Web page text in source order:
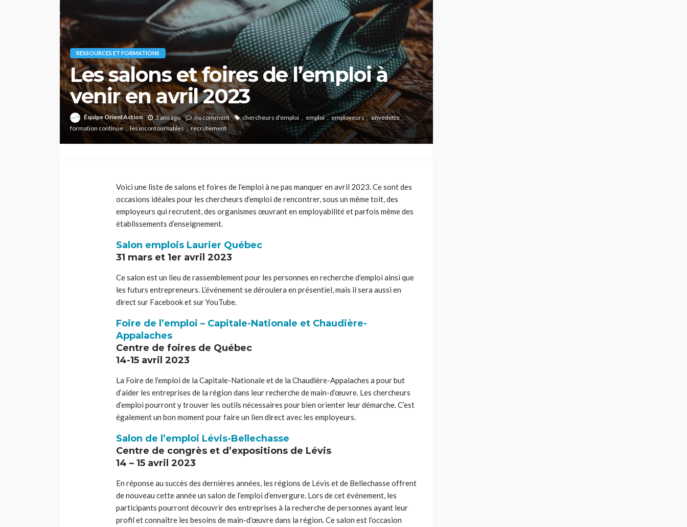
RESSOURCES ET FORMATIONS
Les salons et foires de l’emploi à
venir en avril 2023
Équipe OrientAction 3 ans ago no comment chercheurs d'emploi emploi employeurs
envedette
formation continue
les incontournables recrutement
Voici une liste de salons et foires de l’emploi à ne pas manquer en avril 2023. Ce sont des
occasions idéales pour les chercheurs d’emploi de rencontrer, sous un même toit, des
employeurs qui recrutent, des organismes œuvrant en employabilité et parfois même des
établissements d’enseignement.
Salon emplois Laurier Québec
31 mars et 1er avril 2023
Ce salon est un lieu de rassemblement pour les personnes en recherche d’emploi ainsi que
les futurs entrepreneurs. L’événement se déroulera en présentiel, mais il sera aussi en
direct sur Facebook et sur YouTube.
Foire de l’emploi – Capitale-Nationale et Chaudière-
Appalaches
Centre de foires de Québec
14-15 avril 2023
La Foire de l’emploi de la Capitale-Nationale et de la Chaudière-Appalaches a pour but
d’aider les entreprises de la région dans leur recherche de main-d’œuvre. Les chercheurs
d’emploi pourront y trouver les outils nécessaires pour bien orienter leur démarche. C’est
également un bon moment pour faire un lien direct avec les employeurs.
Salon de l’emploi Lévis-Bellechasse
Centre de congrès et d’expositions de Lévis
14 – 15 avril 2023
En réponse au succès des dernières années, les régions de Lévis et de Bellechasse offrent
de nouveau cette année un salon de l’emploi d’envergure. Lors de cet événement, les
participants pourront découvrir des entreprises à la recherche de personnes ayant leur
profil et connaître les besoins de main-d’œuvre dans la région. Ce salon est l’occasion